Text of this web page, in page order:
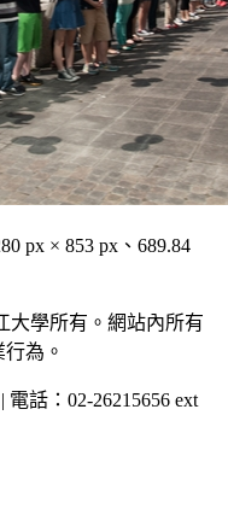
px × 853 px、689.84
大學所有。網站內所有
為。
電話：02-26215656 ext